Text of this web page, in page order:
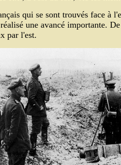
qui se sont trouvés face à
une avancé importante.
par l'est.